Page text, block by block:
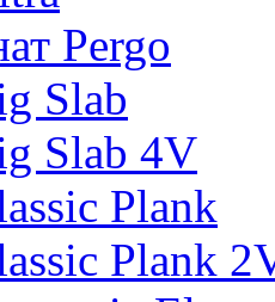
Pergo
Slab
Slab 4V
Plank
Plank